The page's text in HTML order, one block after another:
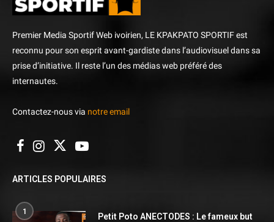
Premier Media Sportif Web ivoirien, LE KPAKPATO SPORTIF est
reconnu pour son esprit avant-gardiste dans l’audiovisuel dans sa
prise d’initiative. Il reste l’un des médias web préféré des
internautes.
Contactez-nous via notre email
ARTICLES POPULAIRES
1
Petit Poto ANECTODES : Le fameux but